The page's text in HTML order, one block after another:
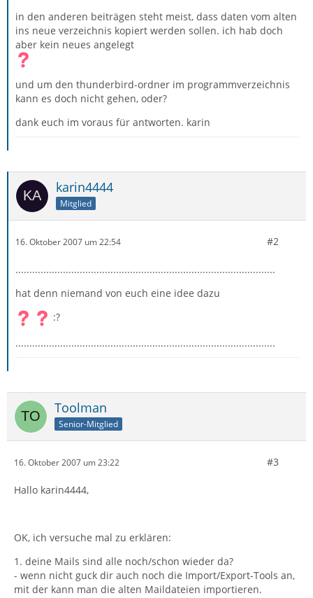
in den anderen beiträgen steht meist, dass daten vom alten
ins neue verzeichnis kopiert werden sollen. ich hab doch
aber kein neues angelegt
und um den thunderbird-ordner im programmverzeichnis
kann es doch nicht gehen, oder?
dank euch im voraus für antworten. karin
karin4444
Mitglied
16. Oktober 2007 um 22:54 #2
.............................................................................................
hat denn niemand von euch eine idee dazu
:?
.............................................................................................
Toolman
Senior-Mitglied
16. Oktober 2007 um 23:22 #3
Hallo karin4444,
OK, ich versuche mal zu erklären:
1. deine Mails sind alle noch/schon wieder da?
- wenn nicht guck dir auch noch die Import/Export-Tools an,
mit der kann man die alten Maildateien importieren.